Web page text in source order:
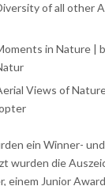
of all other
in Nature |
Views of
ein Winner-
wurden die
einem Junior